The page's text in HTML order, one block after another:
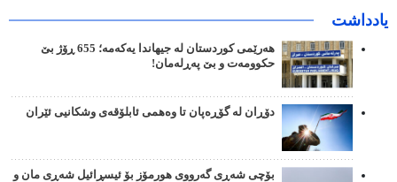
یادداشت
هەرێمی کوردستان لە جیهاندا یەکەمە؛ 655 ڕۆژ بێ
حکوومەت و بێ پەڕلەمان!
دۆڕان لە گۆڕەپان تا وەهمی ئابلۆقەی وشکانیی ئێران
بۆچی شەڕی گەرووی هورمۆز بۆ ئیسڕائیل شەڕی مان و